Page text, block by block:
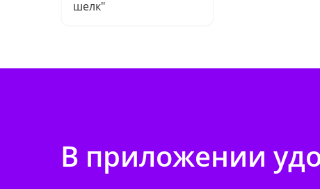
шелк"
В приложении